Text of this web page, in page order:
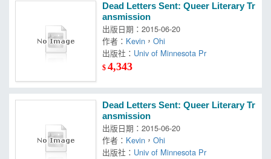
Dead Letters Sent: Queer Literary Tr
ansmission
出版日期：2015-06-20
作者： Kevin ，Ohi
出版社： Univ of Minnesota Pr
$4,343
Dead Letters Sent: Queer Literary Tr
ansmission
出版日期：2015-06-20
作者： Kevin ，Ohi
出版社： Univ of Minnesota Pr